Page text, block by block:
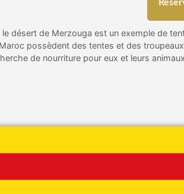
désert de Merzouga est un exemple de
possèdent des tentes et des
de nourriture pour eux et leurs